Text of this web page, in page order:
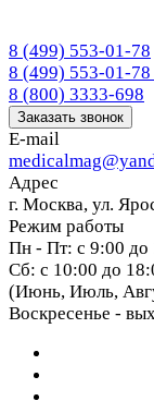
8 (499) 553-01-78
8 (499) 553-01-78
8 (800) 3333-698
Заказать звонок
E-mail
Адрес
г. Москва, ул.
Режим работы
Пн - Пт: с 9:00 до
Сб: с 10:00 до
(Июнь, Июль,
Воскресенье -